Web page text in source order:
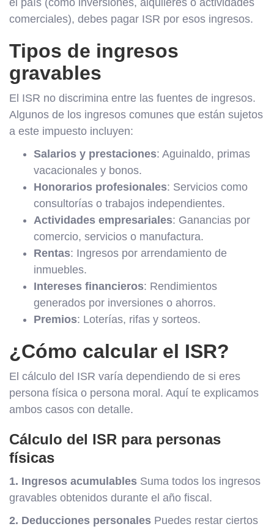
el país (como inversiones, alquileres o actividades
comerciales), debes pagar ISR por esos ingresos.
Tipos de ingresos
gravables
El ISR no discrimina entre las fuentes de ingresos.
Algunos de los ingresos comunes que están sujetos
a este impuesto incluyen:
Salarios y prestaciones: Aguinaldo, primas
vacacionales y bonos.
Honorarios profesionales: Servicios como
consultorías o trabajos independientes.
Actividades empresariales: Ganancias por
comercio, servicios o manufactura.
Rentas: Ingresos por arrendamiento de
inmuebles.
Intereses financieros: Rendimientos
generados por inversiones o ahorros.
Premios: Loterías, rifas y sorteos.
¿Cómo calcular el ISR?
El cálculo del ISR varía dependiendo de si eres
persona física o persona moral. Aquí te explicamos
ambos casos con detalle.
Cálculo del ISR para personas
físicas
1. Ingresos acumulables Suma todos los ingresos
gravables obtenidos durante el año fiscal.
2. Deducciones personales Puedes restar ciertos